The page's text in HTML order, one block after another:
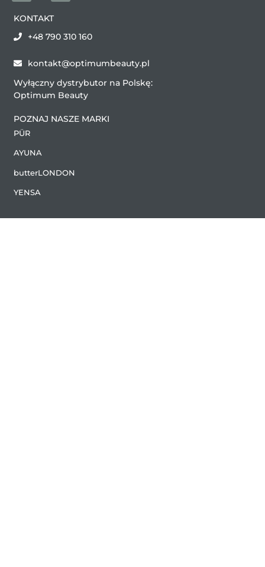
KONTAKT
+48 790 310 160
kontakt@optimumbeauty.pl
Wyłączny dystrybutor na Polskę:
Optimum Beauty
POZNAJ NASZE MARKI
PÜR
AYUNA
butterLONDON
YENSA